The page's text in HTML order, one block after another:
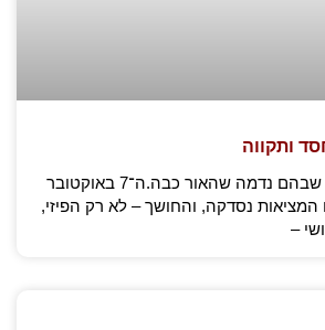
ותקווה
יש רגעים בהיסטוריה שבהם נדמה שהאור כבה.ה־7 באוקטובר
המציאות נסדקה, והחושך – לא רק הפיזי,
–